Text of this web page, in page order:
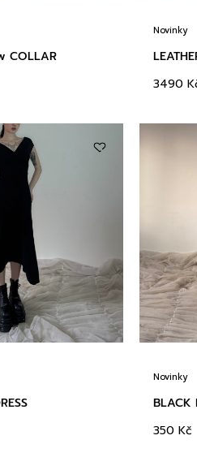
COLLAR
Novinky
3490
Novinky
BLACK
350 Kč